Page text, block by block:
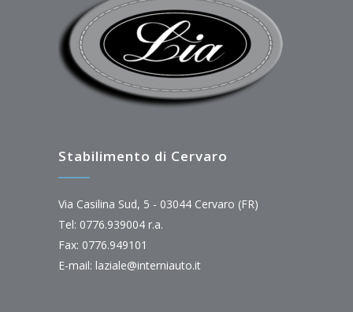
Stabilimento di Cervaro
Via Casilina Sud, 5 - 03044 Cervaro (FR)
Tel: 0776.939004 r.a.
Fax: 0776.949101
E-mail: laziale@interniauto.it